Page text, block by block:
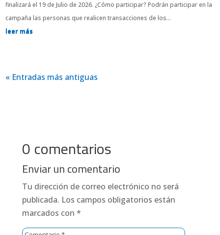
finalizará el 19 de Julio de 2026. ¿Cómo participar? Podrán participar en la
campaña las personas que realicen transacciones de los...
leer más
« Entradas más antiguas
0 comentarios
Enviar un comentario
Tu dirección de correo electrónico no será
publicada. Los campos obligatorios están
marcados con *